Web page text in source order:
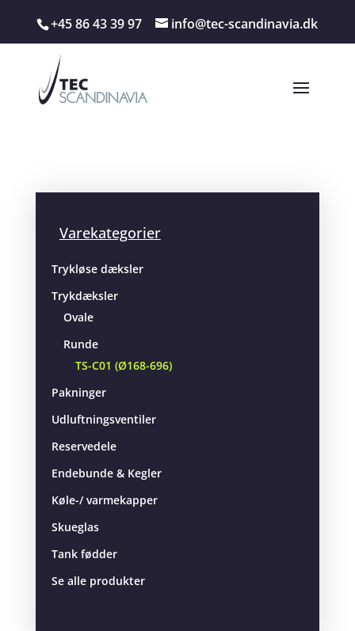
+45 86 43 39 97 info@tec-scandinavia.dk
Varekategorier
Trykløse dæksler
Trykdæksler
Ovale
Runde
TS-C01 (Ø168-696)
Pakninger
Udluftningsventiler
Reservedele
Endebunde & Kegler
Køle-/ varmekapper
Skueglas
Tank fødder
Se alle produkter